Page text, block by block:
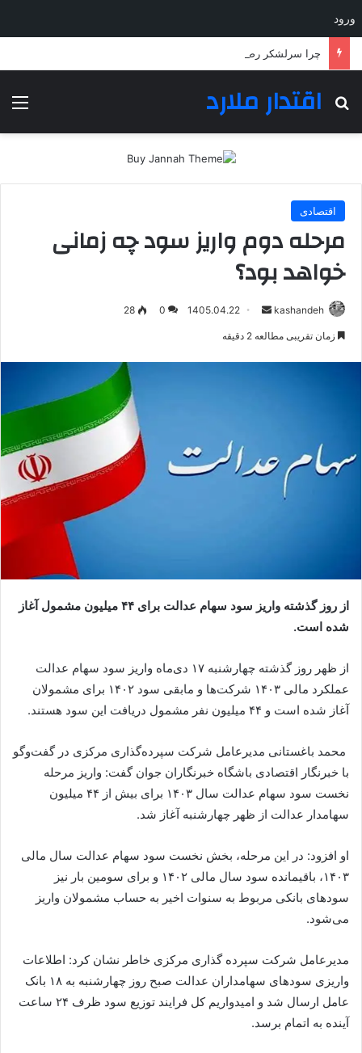
ورود
اقتدار ملارد
جستجو برای
اقتصادی
مرحله دوم واریز سود چه زمانی
خواهد بود؟
kashandeh
ارسال1405.04.22
0
28
زمان تقریبی مطالعه 2 دقیقه
از روز گذشته واریز سود سهام عدالت برای ۴۴ میلیون مشمول آغاز
شده است.
از ظهر روز گذشته چهارشنبه ۱۷ دی‌ماه واریز سود سهام عدالت
عملکرد مالی ۱۴۰۳ شرکت‌ها و مابقی سود ۱۴۰۲ برای مشمولان
آغاز شده است و ۴۴ میلیون نفر مشمول دریافت این سود هستند.
محمد باغستانی مدیرعامل شرکت سپرده‌گذاری مرکزی در گفت‌و‌گو
با خبرنگار اقتصادی باشگاه خبرنگاران جوان گفت: واریز مرحله
نخست سود سهام عدالت سال ۱۴۰۳ برای بیش از ۴۴ میلیون
سهامدار عدالت از ظهر چهارشنبه آغاز شد.
او افزود: در این مرحله، بخش نخست سود سهام عدالت سال مالی
۱۴۰۳، باقیمانده سود سال مالی ۱۴۰۲ و برای سومین بار نیز
سود‌های بانکی مربوط به سنوات اخیر به حساب مشمولان واریز
می‌شود.
مدیرعامل شرکت سپرده گذاری مرکزی خاطر نشان کرد: اطلاعات
واریزی سود‌های سهامداران عدالت صبح روز چهارشنبه به ۱۸ بانک
عامل ارسال شد و امیدواریم کل فرایند توزیع سود ظرف ۲۴ ساعت
آینده به اتمام برسد.